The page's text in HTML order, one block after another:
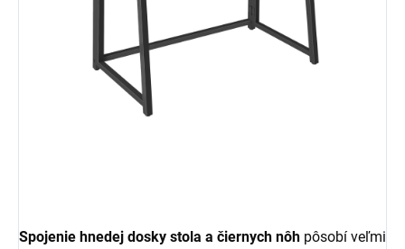
Spojenie hnedej dosky stola a čiernych nôh pôsobí veľmi